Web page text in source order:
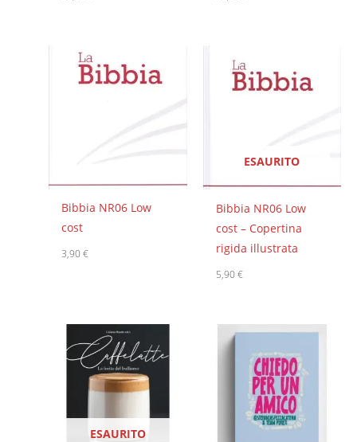
Bibbia NR06 Low
cost
3,90€
ESAURITO
Bibbia NR06 Low
cost – Copertina
rigida illustrata
5,90€
ESAURITO